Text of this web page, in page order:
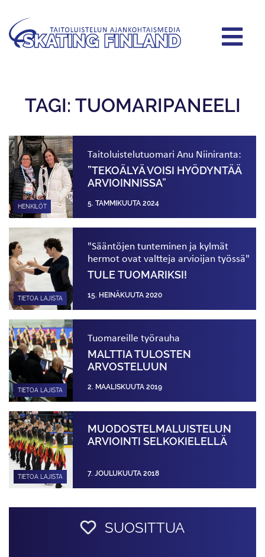
TAGI: TUOMARIPANEELI
HENKILÖT
Taitoluistelutuomari Anu Niiniranta:
”TEKOÄLYÄ VOISI HYÖDYNTÄÄ
ARVIOINNISSA”
5. TAMMIKUUTA 2024
TIETOA LAJISTA
"Sääntöjen tunteminen ja kylmät
hermot ovat valtteja arvioijan työssä"
TULE TUOMARIKSI!
15. HEINÄKUUTA 2020
TIETOA LAJISTA
Tuomareille työrauha
MALTTIA TULOSTEN
ARVOSTELUUN
2. MAALISKUUTA 2019
TIETOA LAJISTA
MUODOSTELMALUISTELUN
ARVIOINTI SELKOKIELELLÄ
7. JOULUKUUTA 2018
SUOSITTUA